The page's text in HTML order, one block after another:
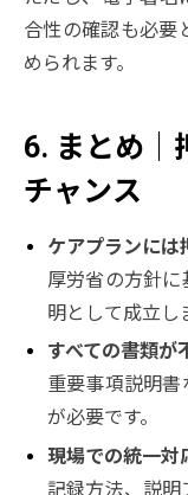
合性の確認も必要
められます。
6. まとめ｜
チャンス
ケアプランには
厚労省の方針
明として成立し
すべての書類が
重要事項説明
が必要です。
現場での統一対
記録方法、説明